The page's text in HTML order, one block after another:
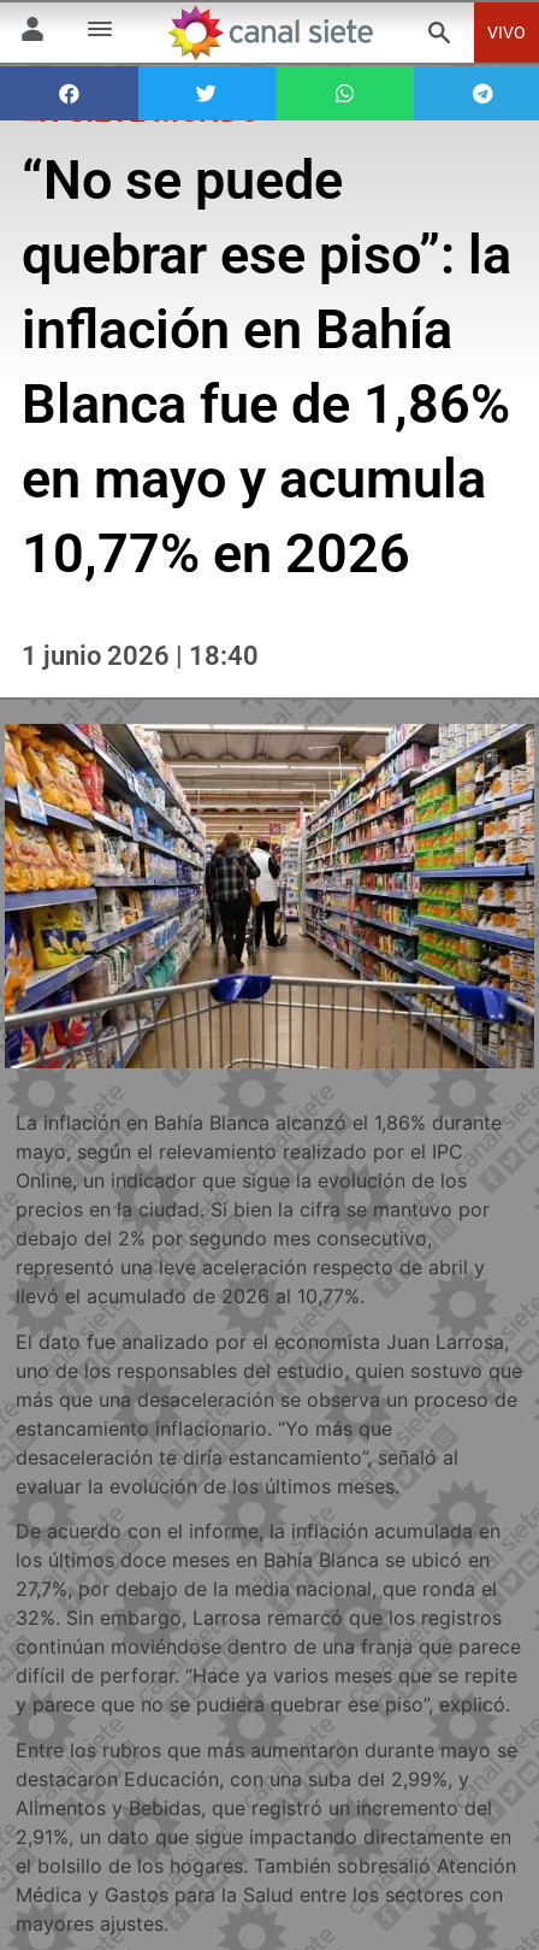
VIVO
EN SIETE MUNDO
“No se puede
quebrar ese piso”: la
inflación en Bahía
Blanca fue de 1,86%
en mayo y acumula
10,77% en 2026
1 junio 2026 | 18:40
La inflación en Bahía Blanca alcanzó el 1,86% durante
mayo, según el relevamiento realizado por el IPC
Online, un indicador que sigue la evolución de los
precios en la ciudad. Si bien la cifra se mantuvo por
debajo del 2% por segundo mes consecutivo,
representó una leve aceleración respecto de abril y
llevó el acumulado de 2026 al 10,77%.
El dato fue analizado por el economista Juan Larrosa,
uno de los responsables del estudio, quien sostuvo que
más que una desaceleración se observa un proceso de
estancamiento inflacionario. “Yo más que
desaceleración te diría estancamiento”, señaló al
evaluar la evolución de los últimos meses.
De acuerdo con el informe, la inflación acumulada en
los últimos doce meses en Bahía Blanca se ubicó en
27,7%, por debajo de la media nacional, que ronda el
32%. Sin embargo, Larrosa remarcó que los registros
continúan moviéndose dentro de una franja que parece
difícil de perforar. “Hace ya varios meses que se repite
y parece que no se pudiera quebrar ese piso”, explicó.
Entre los rubros que más aumentaron durante mayo se
destacaron Educación, con una suba del 2,99%, y
Alimentos y Bebidas, que registró un incremento del
2,91%, un dato que sigue impactando directamente en
el bolsillo de los hogares. También sobresalió Atención
Médica y Gastos para la Salud entre los sectores con
mayores ajustes.